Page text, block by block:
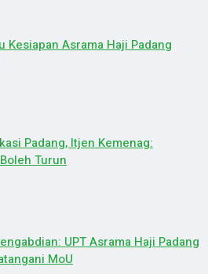
Kesiapan Asrama Haji Padang
Padang, Itjen Kemenag:
Turun
UPT Asrama Haji Padang
MoU